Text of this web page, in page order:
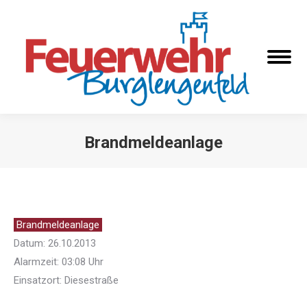
Brandmeldeanlage
Brandmeldeanlage
Datum: 26.10.2013
Alarmzeit: 03:08 Uhr
Einsatzort: Diesestraße